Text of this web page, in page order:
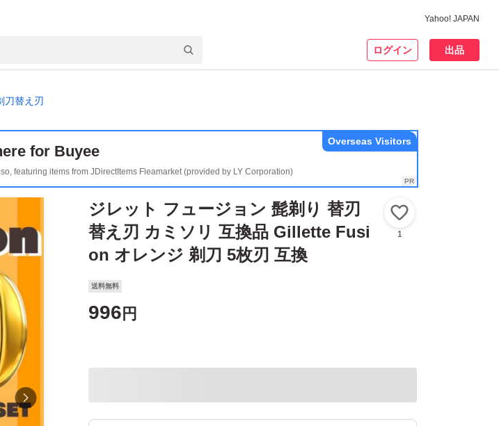
Yahoo! JAPAN
ログイン 出品
刀替え刃
for Buyee
featuring items from JDirectItems Fleamarket (provided by LY Corporation)
Overseas Visitors
ジレット フュージョン 髭剃り 替刃
替え刃 カミソリ 互換品 Gillette Fusi
on オレンジ 剃刀 5枚刃 互換
1
送料無料
996 円